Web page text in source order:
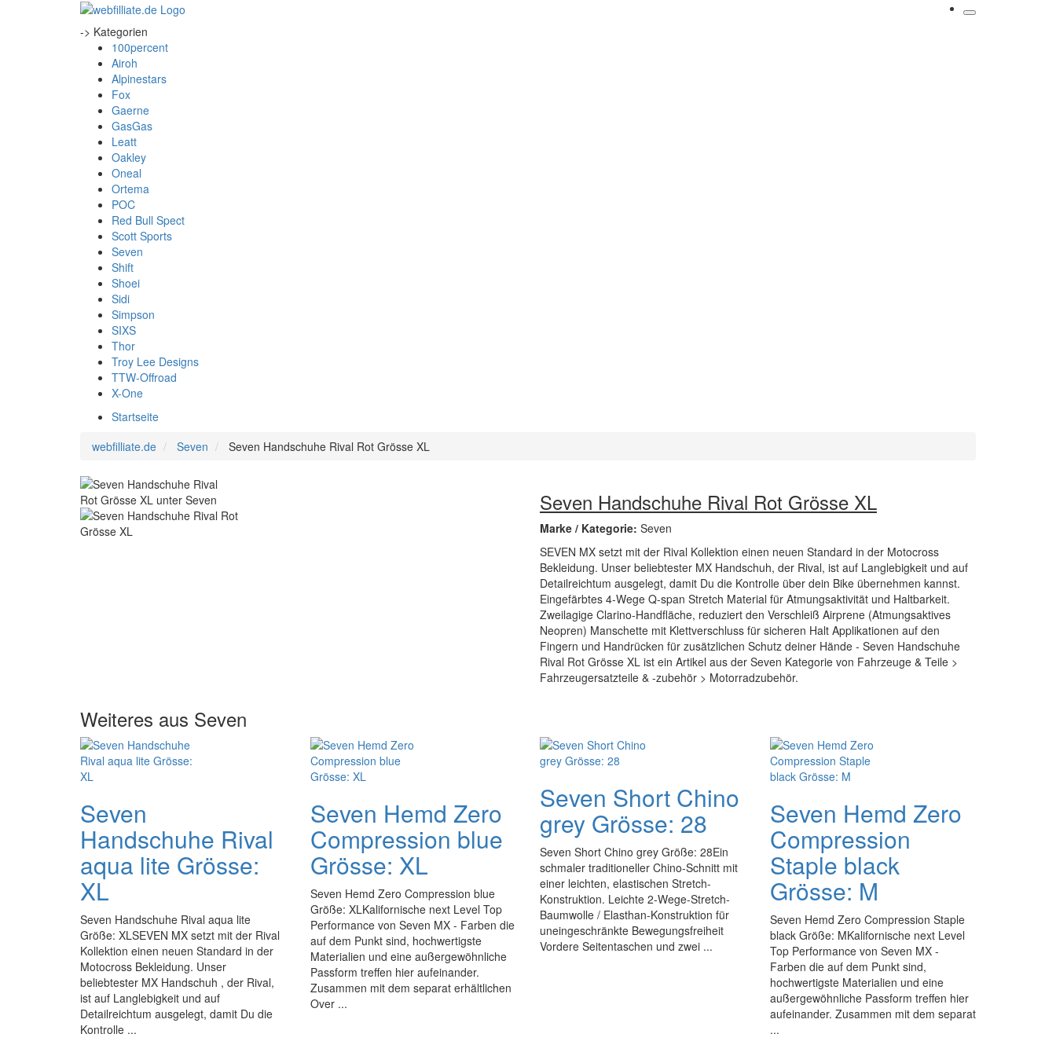
-> Kategorien
100percent
Airoh
Alpinestars
Fox
Gaerne
GasGas
Leatt
Oakley
Oneal
Ortema
POC
Red Bull Spect
Scott Sports
Seven
Shift
Shoei
Sidi
Simpson
SIXS
Thor
Troy Lee Designs
TTW-Offroad
X-One
Startseite
webfilliate.de
Seven Seven Handschuhe Rival Rot Grösse XL
Seven Handschuhe Rival Rot Grösse XL
Marke / Kategorie: Seven
SEVEN MX setzt mit der Rival Kollektion einen neuen Standard in der Motocross
Bekleidung. Unser beliebtester MX Handschuh, der Rival, ist auf Langlebigkeit und auf
Detailreichtum ausgelegt, damit Du die Kontrolle über dein Bike übernehmen kannst.
Eingefärbtes 4-Wege Q-span Stretch Material für Atmungsaktivität und Haltbarkeit.
Zweilagige Clarino-Handfläche, reduziert den Verschleiß Airprene (Atmungsaktives
Neopren) Manschette mit Klettverschluss für sicheren Halt Applikationen auf den
Fingern und Handrücken für zusätzlichen Schutz deiner Hände - Seven Handschuhe
Rival Rot Grösse XL ist ein Artikel aus der Seven Kategorie von Fahrzeuge & Teile >
Fahrzeugersatzteile & -zubehör > Motorradzubehör.
Weiteres aus Seven
Seven
Handschuhe Rival
aqua lite Grösse:
XL
Seven Handschuhe Rival aqua lite
Größe: XLSEVEN MX setzt mit der Rival
Kollektion einen neuen Standard in der
Motocross Bekleidung. Unser
beliebtester MX Handschuh , der Rival,
ist auf Langlebigkeit und auf
Detailreichtum ausgelegt, damit Du die
Kontrolle ...
Seven Hemd Zero
Compression blue
Grösse: XL
Seven Hemd Zero Compression blue
Größe: XLKalifornische next Level Top
Performance von Seven MX - Farben die
auf dem Punkt sind, hochwertigste
Materialien und eine außergewöhnliche
Passform treffen hier aufeinander.
Zusammen mit dem separat erhältlichen
Over ...
Seven Short Chino
grey Grösse: 28
Seven Short Chino grey Größe: 28Ein
schmaler traditioneller Chino-Schnitt mit
einer leichten, elastischen Stretch-
Konstruktion. Leichte 2-Wege-Stretch-
Baumwolle / Elasthan-Konstruktion für
uneingeschränkte Bewegungsfreiheit
Vordere Seitentaschen und zwei ...
Seven Hemd Zero
Compression
Staple black
Grösse: M
Seven Hemd Zero Compression Staple
black Größe: MKalifornische next Level
Top Performance von Seven MX -
Farben die auf dem Punkt sind,
hochwertigste Materialien und eine
außergewöhnliche Passform treffen hier
aufeinander. Zusammen mit dem separat
...